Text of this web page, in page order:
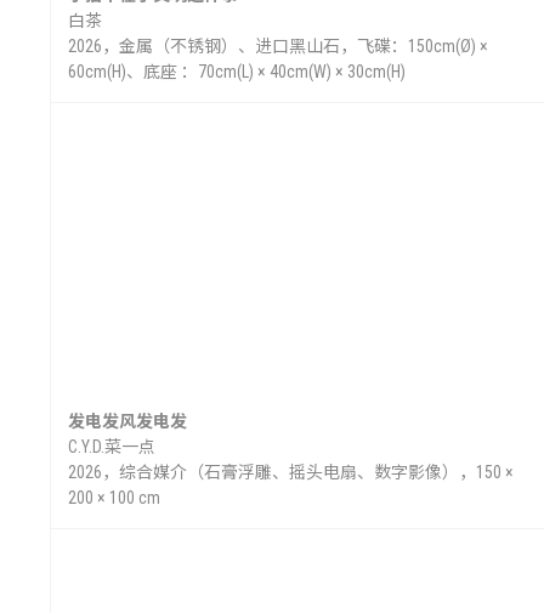
白茶
2026，金属（不锈钢）、进口黑山石，飞碟：150cm(Ø) ×
60cm(H)、底座 ：70cm(L) × 40cm(W) × 30cm(H)
发电发风发电发
C.Y.D.菜一点
2026，综合媒介（石膏浮雕、摇头电扇、数字影像），150 ×
200 × 100 cm